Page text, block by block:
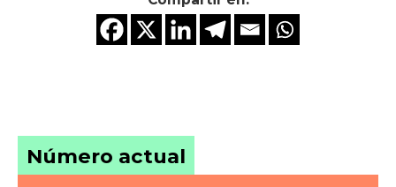
Número actual